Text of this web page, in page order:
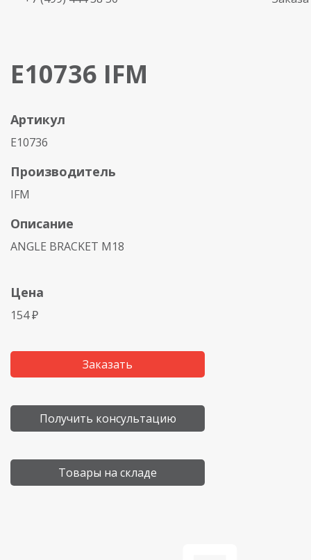
E10736 IFM
Артикул
E10736
Производитель
IFM
Описание
ANGLE BRACKET M18
Цена
154 ₽
Заказать
Получить консультацию
Товары на складе